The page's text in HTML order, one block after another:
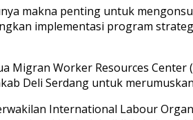
makna penting untuk
implementasi program
Migran Worker Resources
Deli Serdang untuk
International Labour